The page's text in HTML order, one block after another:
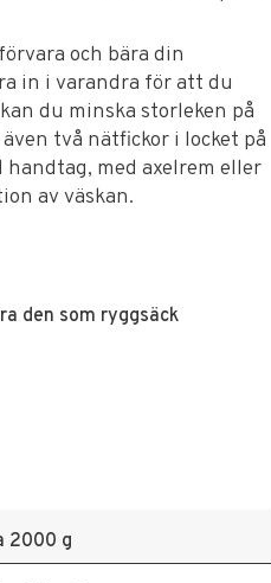
och bära din
in i varandra för att du
du minska storleken på
två nätfickor i locket på
handtag, med axelrem eller
av väskan.
den som ryggsäck
2000 g